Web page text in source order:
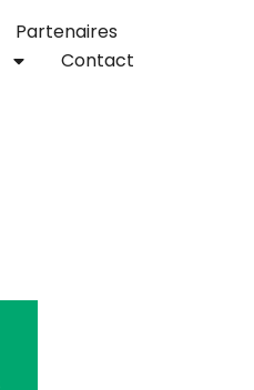
Partenaires
Contact